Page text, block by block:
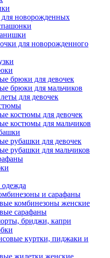
новорожденных
для новорожденного
брюки для девочек
брюки для мальчиков
для девочек
костюмы для девочек
костюмы для мальчиков
рубашки для девочек
рубашки для мальчиков
и сарафаны
комбинезоны женские
сарафаны
бриджи, капри
куртки, пиджаки и
жилетки женские